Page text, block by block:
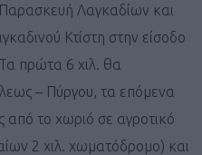
Λαγκαδίων και
Κτίστη στην είσοδο
πρώτα 6 χιλ. θα
– Πύργου, τα επόμενα
το χωριό σε αγροτικό
2 χιλ. χωματόδρομο) και